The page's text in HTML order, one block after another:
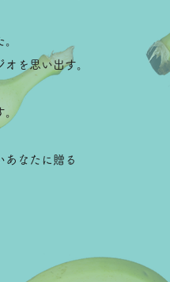
を思い出す。
。
あなたに贈る